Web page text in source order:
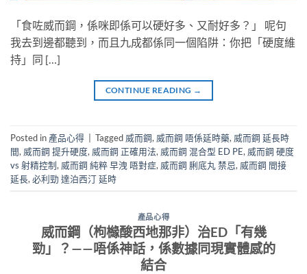
「食咗威而鋼，係咪即係可以硬好多、又耐好多？」 呢句
我去到邊都聽到，而且九成都係同一個陷阱：你把「硬度維
持」同 […]
CONTINUE READING →
Posted in 產品心得 Tagged 威而鋼, 威而鋼 唔係延時藥, 威而鋼 延長時
間, 威而鋼 提升硬度, 威而鋼 正確用法, 威而鋼 混合型 ED PE, 威而鋼 硬度
vs 射精控制, 威而鋼 純粹 早洩 唔對症, 威而鋼 脷底丸 禁忌, 威而鋼 間接
延長, 必利勁 達泊西汀 延時
產品心得
威而鋼（枸櫞酸西地那非）治ED「有幾
勁」？——唔係神話，係數據同現實體感的
結合